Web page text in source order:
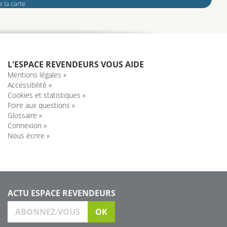
la carte
L'ESPACE REVENDEURS VOUS AIDE
Mentions légales »
Accessibilité »
Cookies et statistiques »
Foire aux questions »
Glossaire »
Connexion »
Nous écrire »
ACTU ESPACE REVENDEURS
ABONNEZ‑VOUS
OK